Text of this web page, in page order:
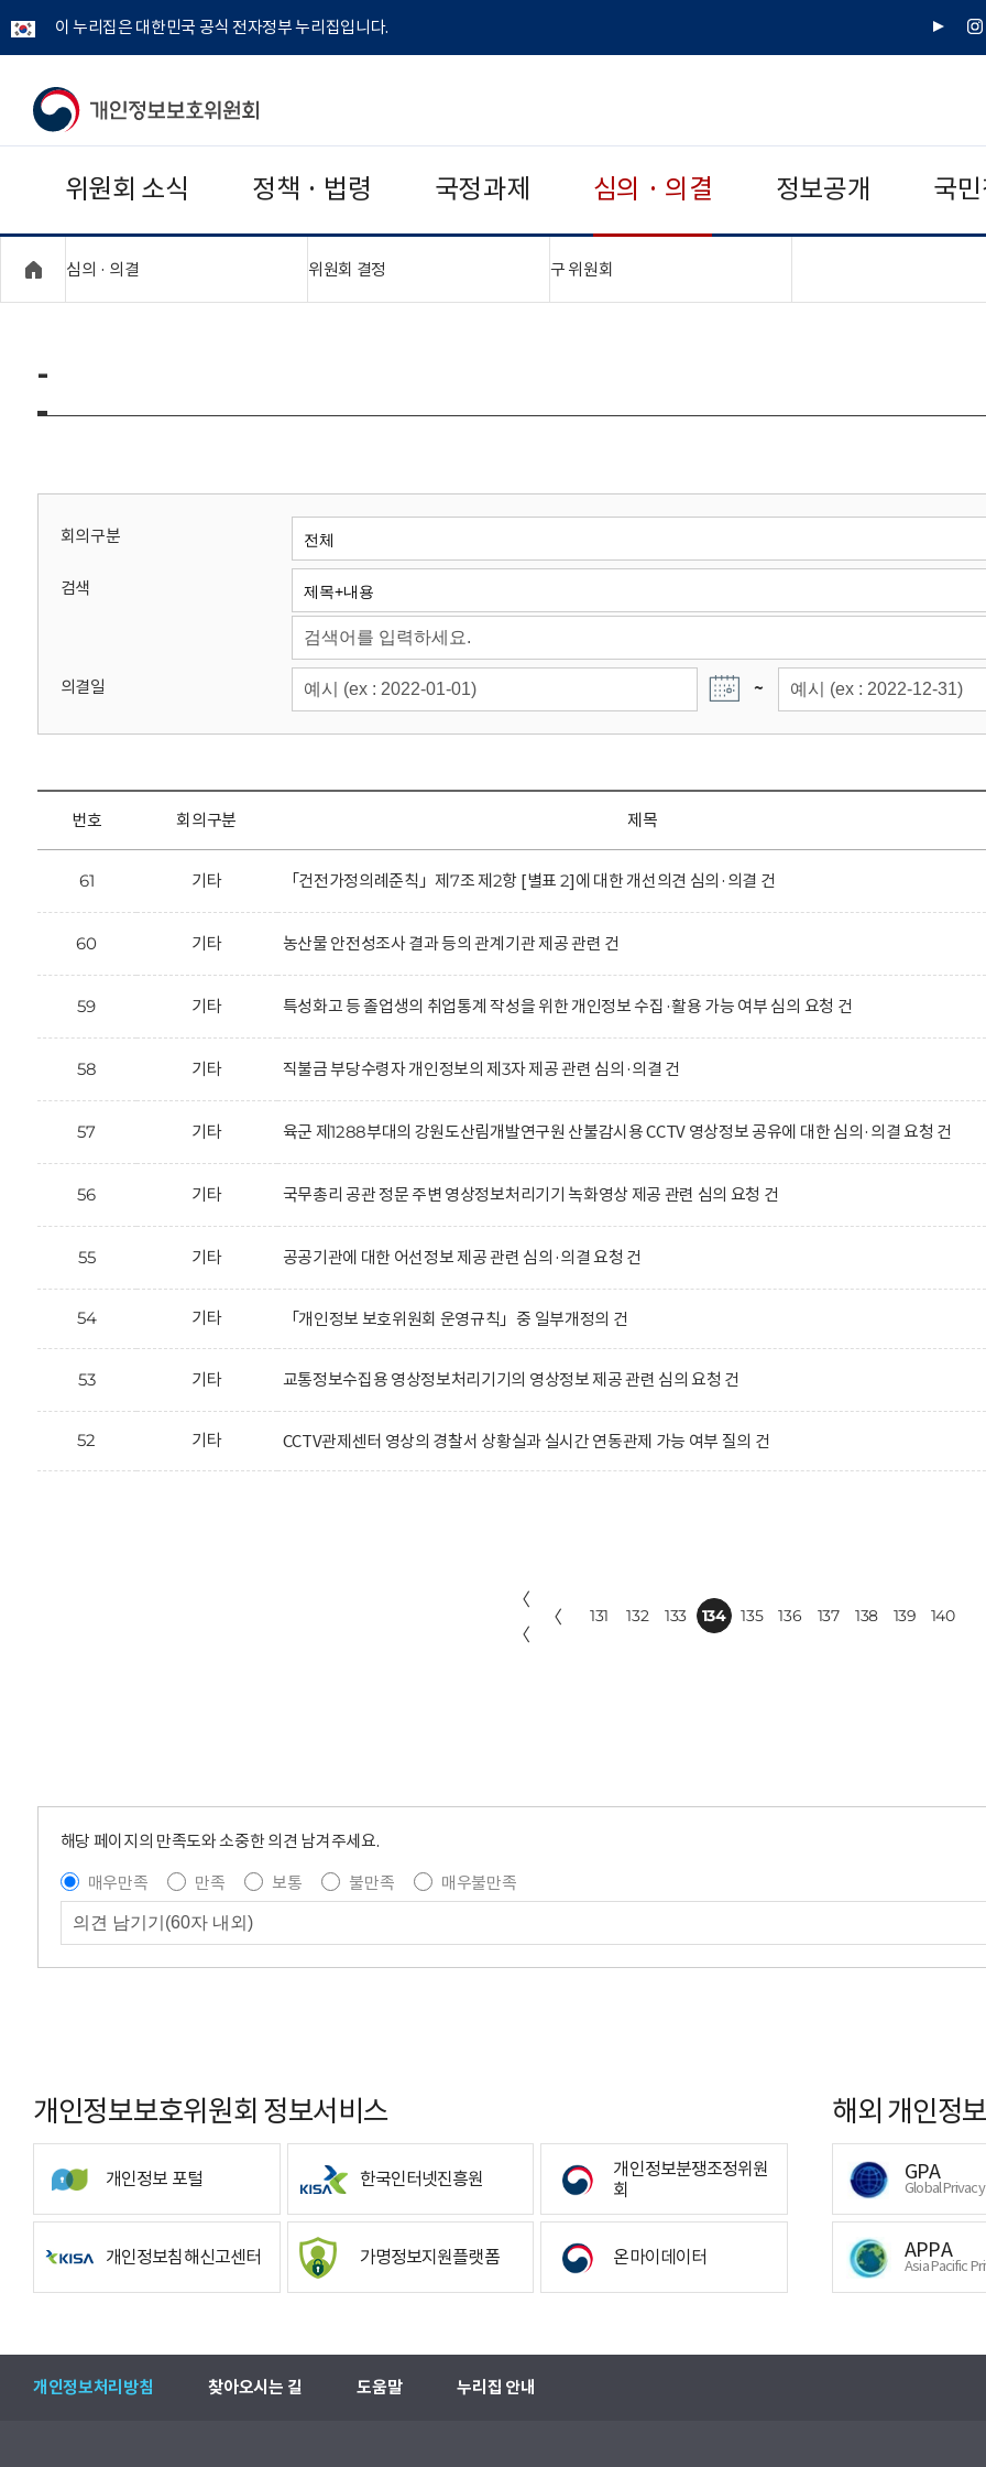
이 누리집은 대한민국 공식 전자정부 누리집입니다.
유
인
개
보
보
위
회
위원회 소식 정책 · 법령 국정과제 심의 · 의결 정보공개 국
심의 · 의결 위원회 결정 구 위원회
-
회의구분
검색
의결일 ~
번호 회의구분 제목
61 기타 「건전가정의례준칙」제7조 제2항 [별표 2]에 대한 개선의견 심의·의결 건
60 기타 농산물 안전성조사 결과 등의 관계기관 제공 관련 건
59 기타 특성화고 등 졸업생의 취업통계 작성을 위한 개인정보 수집·활용 가능 여부 심의 요청 건
58 기타 직불금 부당수령자 개인정보의 제3자 제공 관련 심의·의결 건
57 기타 육군 제1288부대의 강원도산림개발연구원 산불감시용 CCTV 영상정보 공유에 대한 심의·의결 요청 건
56 기타 국무총리 공관 정문 주변 영상정보처리기기 녹화영상 제공 관련 심의 요청 건
55 기타 공공기관에 대한 어선정보 제공 관련 심의·의결 요청 건
54 기타 「개인정보 보호위원회 운영규칙」중 일부개정의 건
53 기타 교통정보수집용 영상정보처리기기의 영상정보 제공 관련 심의 요청 건
52 기타 CCTV관제센터 영상의 경찰서 상황실과 실시간 연동관제 가능 여부 질의 건
〈
〈
〈 131 132 133 134 135 136 137 138 139 140
해당 페이지의 만족도와 소중한 의견 남겨주세요.
매우만족
만족 보통 불만족 매우불만족
개인정보보호위원회 정보서비스
개인정보 포털 한국인터넷진흥원
개인정보분쟁조정위원
회
개인정보침해신고센터 가명정보지원플랫폼 온마이데이터
해외 개인정
GPA
Global
APPA
Asia Pacific
개인정보처리방침 찾아오시는 길 도움말 누리집 안내